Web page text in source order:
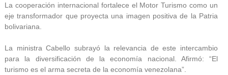
La cooperación internacional fortalece el Motor Turismo como un
eje transformador que proyecta una imagen positiva de la Patria
bolivariana.
La ministra Cabello subrayó la relevancia de este intercambio
para la diversificación de la economía nacional. Afirmó: “El
turismo es el arma secreta de la economía venezolana”.